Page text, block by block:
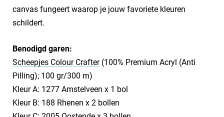
canvas fungeert waarop je jouw favoriete kleuren
schildert.
Benodigd garen:
Scheepjes Colour Crafter(100% Premium Acryl (Anti
Pilling); 100 gr/300 m)
Kleur A: 1277 Amstelveen x 1 bol
Kleur B: 188 Rhenen x 2 bollen